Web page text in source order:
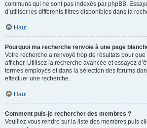
communs qui ne sont pas indexés par phpBB.
d’utiliser les différents filtres disponibles dans la
Haut
Pourquoi ma recherche renvoie à une page
Votre recherche a renvoyé trop de résultats pour
afficher. Utilisez la recherche avancée et essayez
termes employés et dans la sélection des forums
effectuer une recherche.
Haut
Comment puis-je rechercher des membres ?
Veuillez vous rendre sur la liste des membres puis